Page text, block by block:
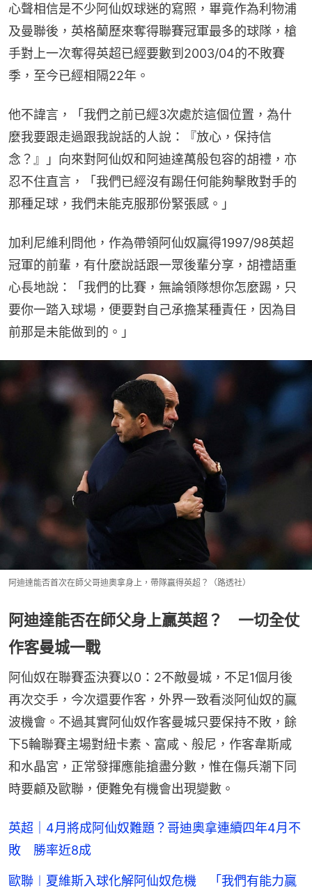
心聲相信是不少阿仙奴球迷的寫照，畢竟作為利物浦
及曼聯後，英格蘭歷來奪得聯賽冠軍最多的球隊，槍
手對上一次奪得英超已經要數到2003/04的不敗賽
季，至今已經相隔22年。
他不諱言，「我們之前已經3次處於這個位置，為什
麼我要跟走過跟我說話的人說：『放心，保持信
念？』」向來對阿仙奴和阿迪達萬般包容的胡禮，亦
忍不住直言，「我們已經沒有踢任何能夠擊敗對手的
那種足球，我們未能克服那份緊張感。」
加利尼維利問他，作為帶領阿仙奴贏得1997/98英超
冠軍的前輩，有什麼說話跟一眾後輩分享，胡禮語重
心長地說：「我們的比賽，無論領隊想你怎麼踢，只
要你一踏入球場，便要對自己承擔某種責任，因為目
前那是未能做到的。」
阿迪達能否首次在師父哥迪奧拿身上，帶隊贏得英超？（路透社）
阿迪達能否在師父身上贏英超？ 一切全仗
作客曼城一戰
阿仙奴在聯賽盃決賽以0：2不敵曼城，不足1個月後
再次交手，今次還要作客，外界一致看淡阿仙奴的贏
波機會。不過其實阿仙奴作客曼城只要保持不敗，餘
下5輪聯賽主場對紐卡素、富咸、般尼，作客韋斯咸
和水晶宮，正常發揮應能搶盡分數，惟在傷兵潮下同
時要顧及歐聯，便難免有機會出現變數。
英超｜4月將成阿仙奴難題？哥迪奧拿連續四年4月不
敗 勝率近8成
歐聯︱夏維斯入球化解阿仙奴危機 「我們有能力贏